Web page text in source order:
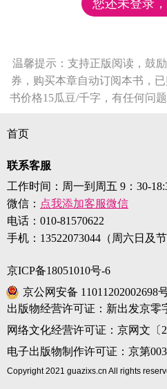
您还未登录
温馨提示：支持正版阅读，鼓
券，购买本章自动订阅本书，
书价格15瓜豆/千字，有任何问
首页
联系客服
工作时间：周一到周五 9：30-
微信： 点我添加客服微信
电话： 010-81570622
手机： 13522073044（周六日及
京ICP备18051010号-6
京公网安备 11011202002698
出版物经营许可证：新出发京零
网络文化经营许可证：京网文〔
电子出版物制作许可证：京第
Copyright 2021 guazixs.cn All rights